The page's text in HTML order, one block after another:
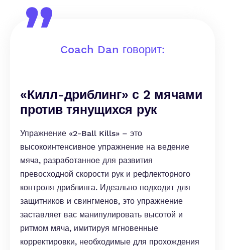
Coach Dan говорит:
«Килл-дриблинг» с 2 мячами
против тянущихся рук
Упражнение «2-Ball Kills» – это
высокоинтенсивное упражнение на ведение
мяча, разработанное для развития
превосходной скорости рук и рефлекторного
контроля дриблинга. Идеально подходит для
защитников и свингменов, это упражнение
заставляет вас манипулировать высотой и
ритмом мяча, имитируя мгновенные
корректировки, необходимые для прохождения